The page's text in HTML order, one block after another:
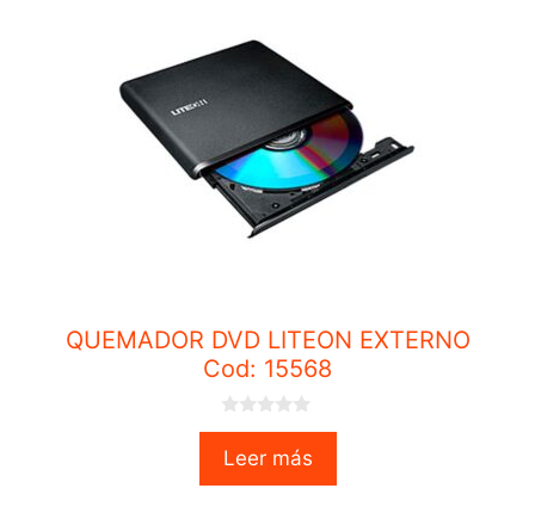
QUEMADOR DVD LITEON EXTERNO
Cod: 15568
0
u
Leer más